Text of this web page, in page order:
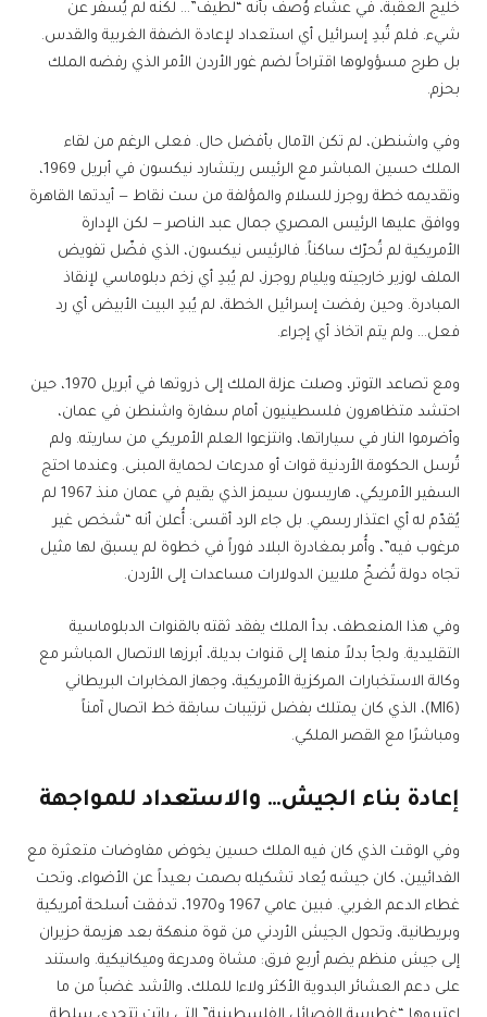
خليج العقبة، في عشاء وُصف بأنه “لطيف”… لكنه لم يُسفر عن
شيء. فلم تُبدِ إسرائيل أي استعداد لإعادة الضفة الغربية والقدس.
بل طرح مسؤولوها اقتراحاً لضم غور الأردن الأمر الذي رفضه الملك
بحزم.
وفي واشنطن، لم تكن الآمال بأفضل حال. فعلى الرغم من لقاء
الملك حسين المباشر مع الرئيس ريتشارد نيكسون في أبريل 1969،
وتقديمه خطة روجرز للسلام والمؤلفة من ست نقاط — أيدتها القاهرة
ووافق عليها الرئيس المصري جمال عبد الناصر — لكن الإدارة
الأمريكية لم تُحرّك ساكناً. فالرئيس نيكسون، الذي فضّل تفويض
الملف لوزير خارجيته ويليام روجرز، لم يُبدِ أي زخم دبلوماسي لإنقاذ
المبادرة. وحين رفضت إسرائيل الخطة، لم يُبدِ البيت الأبيض أي رد
فعل… ولم يتم اتخاذ أي إجراء.
ومع تصاعد التوتر، وصلت عزلة الملك إلى ذروتها في أبريل 1970، حين
احتشد متظاهرون فلسطينيون أمام سفارة واشنطن في عمان،
وأضرموا النار في سياراتها، وانتزعوا العلم الأمريكي من ساريته. ولم
تُرسل الحكومة الأردنية قوات أو مدرعات لحماية المبنى. وعندما احتج
السفير الأمريكي، هاريسون سيمز الذي يقيم في عمان منذ 1967 لم
يُقدّم له أي اعتذار رسمي. بل جاء الرد أقسى: أُعلن أنه “شخص غير
مرغوب فيه”، وأُمر بمغادرة البلاد فوراً في خطوة لم يسبق لها مثيل
تجاه دولة تُضخّ ملايين الدولارات مساعدات إلى الأردن.
وفي هذا المنعطف، بدأ الملك يفقد ثقته بالقنوات الدبلوماسية
التقليدية. ولجأ بدلاً منها إلى قنوات بديلة، أبرزها الاتصال المباشر مع
وكالة الاستخبارات المركزية الأمريكية، وجهاز المخابرات البريطاني
(MI6)، الذي كان يمتلك بفضل ترتيبات سابقة خط اتصال آمناً
ومباشرًا مع القصر الملكي.
إعادة بناء الجيش… والاستعداد للمواجهة
وفي الوقت الذي كان فيه الملك حسين يخوض مفاوضات متعثرة مع
الفدائيين، كان جيشه يُعاد تشكيله بصمت بعيداً عن الأضواء، وتحت
غطاء الدعم الغربي. فبين عامي 1967 و1970، تدفقت أسلحة أمريكية
وبريطانية، وتحول الجيش الأردني من قوة منهكة بعد هزيمة حزيران
إلى جيش منظم يضم أربع فرق: مشاة ومدرعة وميكانيكية. واستند
على دعم العشائر البدوية الأكثر ولاءا للملك، والأشد غضباً من ما